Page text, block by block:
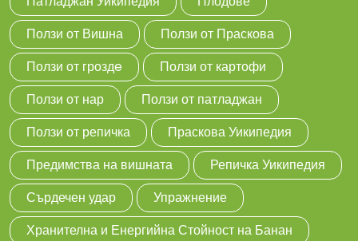
Ползи от Вишна
Ползи от Праскова
Ползи от гроздe
Ползи от картофи
Ползи от нар
Ползи от патладжан
Ползи от репичка
Праскова Уикипедия
Предимства на вишната
Репичка Уикипедия
Сърдечен удар
Упражнение
Хранителна и Енергийна Стойност на Банан